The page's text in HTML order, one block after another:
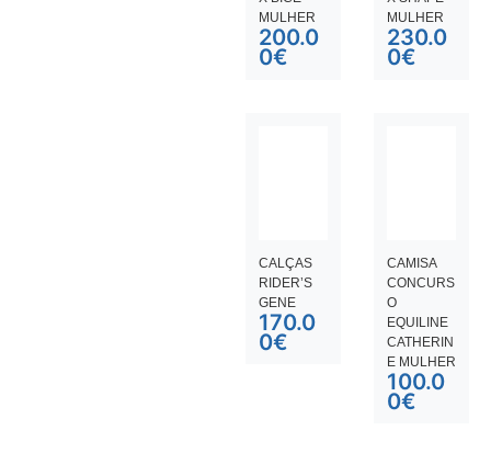
MULHER
200.0
0€
MULHER
230.0
0€
CALÇAS
RIDER’S
GENE
170.0
0€
CAMISA
CONCURS
O
EQUILINE
CATHERIN
E MULHER
100.0
0€